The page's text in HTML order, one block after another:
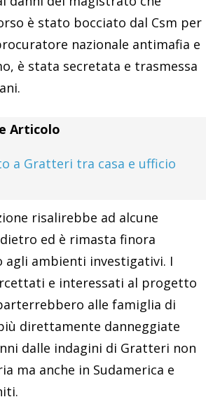
è stato bocciato dal Csm per
nazionale antimafia e
è stata secretata e trasmessa
Articolo
a Gratteri tra casa e ufficio
risalirebbe ad alcune
ed è rimasta finora
agli ambienti investigativi. I
e interessati al progetto
alle famiglia di
direttamente danneggiate
dalle indagini di Gratteri non
ma anche in Sudamerica e